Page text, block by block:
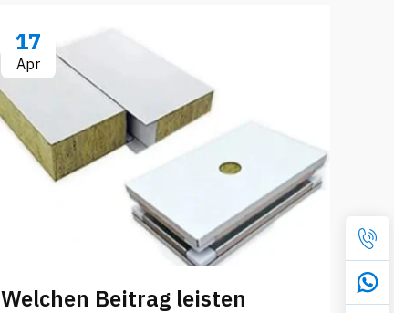
17
Apr
Welchen Beitrag leisten